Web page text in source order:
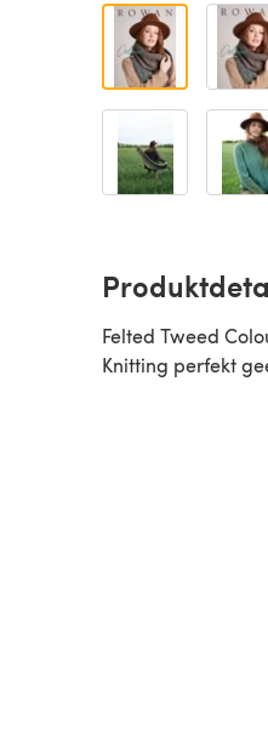
Felted Tweed
Knitting perfekt